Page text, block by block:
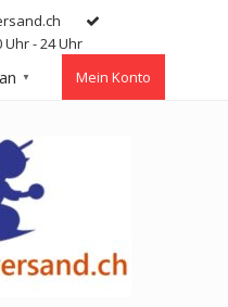
- 24 Uhr
▼ Mein Konto